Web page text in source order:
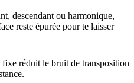
descendant ou harmonique,
reste épurée pour te laisser
réduit le bruit de transposition